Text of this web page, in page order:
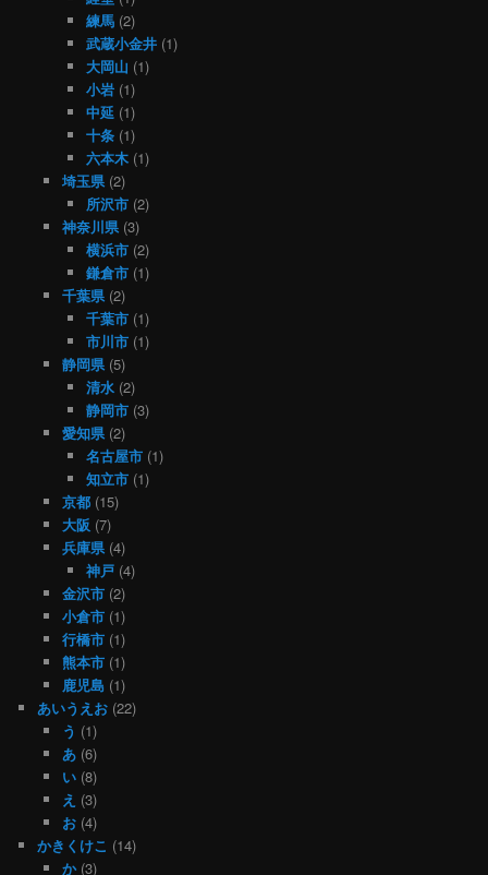
練馬 (2)
武蔵小金井 (1)
大岡山 (1)
小岩 (1)
中延 (1)
十条 (1)
六本木 (1)
埼玉県(2)
所沢市 (2)
神奈川県(3)
横浜市 (2)
鎌倉市 (1)
千葉県(2)
千葉市 (1)
市川市 (1)
静岡県(5)
清水 (2)
静岡市 (3)
愛知県(2)
名古屋市 (1)
知立市 (1)
京都(15)
大阪 (7)
兵庫県(4)
神戸 (4)
金沢市(2)
小倉市(1)
行橋市(1)
熊本市(1)
鹿児島 (1)
あいうえお (22)
う (1)
あ(6)
い(8)
え (3)
お(4)
かきくけこ (14)
か(3)